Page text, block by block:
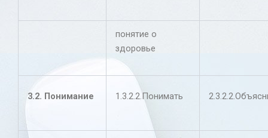
понятие о
здоровье
3.2. Понимание 1.3.2.2.Понимать